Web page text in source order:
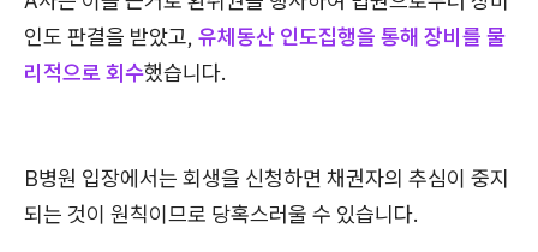
인도 판결을 받았고, 유체동산 인도집행을 통해 장비를 물
리적으로 회수했습니다.
B병원 입장에서는 회생을 신청하면 채권자의 추심이 중지
되는 것이 원칙이므로 당혹스러울 수 있습니다.